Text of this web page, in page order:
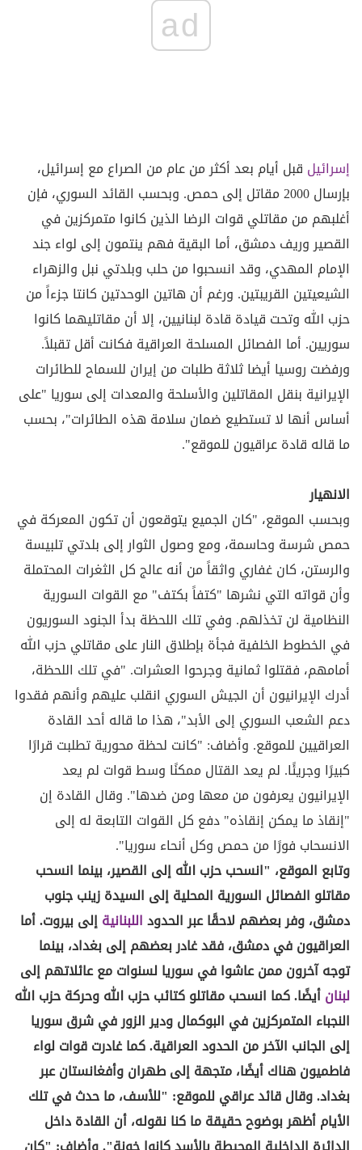
ad
إسرائيل قبل أيام بعد أكثر من عام من الصراع مع إسرائيل،
بإرسال 2000 مقاتل إلى حمص. وبحسب القائد السوري، فإن
أغلبهم من مقاتلي قوات الرضا الذين كانوا متمركزين في
القصير وريف دمشق، أما البقية فهم ينتمون إلى لواء جند
الإمام المهدي، وقد انسحبوا من حلب وبلدتي نبل والزهراء
الشيعيتين القريبتين. ورغم أن هاتين الوحدتين كانتا جزءاً من
حزب الله وتحت قيادة قادة لبنانيين، إلا أن مقاتليهما كانوا
سوريين. أما الفصائل المسلحة العراقية فكانت أقل تقبلاً.
ورفضت روسيا أيضا ثلاثة طلبات من إيران للسماح للطائرات
الإيرانية بنقل المقاتلين والأسلحة والمعدات إلى سوريا "على
أساس أنها لا تستطيع ضمان سلامة هذه الطائرات"، بحسب
ما قاله قادة عراقيون للموقع".
الانهيار
وبحسب الموقع، "كان الجميع يتوقعون أن تكون المعركة في
حمص شرسة وحاسمة، ومع وصول الثوار إلى بلدتي تلبيسة
والرستن، كان غفاري واثقاً من أنه عالج كل الثغرات المحتملة
وأن قواته التي نشرها "كتفاً بكتف" مع القوات السورية
النظامية لن تخذلهم. وفي تلك اللحظة بدأ الجنود السوريون
في الخطوط الخلفية فجأة بإطلاق النار على مقاتلي حزب الله
أمامهم، فقتلوا ثمانية وجرحوا العشرات. "في تلك اللحظة،
أدرك الإيرانيون أن الجيش السوري انقلب عليهم وأنهم فقدوا
دعم الشعب السوري إلى الأبد"، هذا ما قاله أحد القادة
العراقيين للموقع. وأضاف: "كانت لحظة محورية تطلبت قرارًا
كبيرًا وجريئًا. لم يعد القتال ممكنًا وسط قوات لم يعد
الإيرانيون يعرفون من معها ومن ضدها". وقال القادة إن
"إنقاذ ما يمكن إنقاذه" دفع كل القوات التابعة له إلى
الانسحاب فورًا من حمص وكل أنحاء سوريا".
وتابع الموقع، "انسحب حزب الله إلى القصير، بينما انسحب
مقاتلو الفصائل السورية المحلية إلى السيدة زينب جنوب
دمشق، وفر بعضهم لاحقًا عبر الحدوداللبنانيةإلى بيروت. أما
العراقيون في دمشق، فقد غادر بعضهم إلى بغداد، بينما
توجه آخرون ممن عاشوا في سوريا لسنوات مع عائلاتهم إلى
لبنانأيضًا. كما انسحب مقاتلو كتائب حزب الله وحركة حزب الله
النجباء المتمركزين في البوكمال ودير الزور في شرق سوريا
إلى الجانب الآخر من الحدود العراقية. كما غادرت قوات لواء
فاطميون هناك أيضًا، متجهة إلى طهران وأفغانستان عبر
بغداد. وقال قائد عراقي للموقع: "للأسف، ما حدث في تلك
الأيام أظهر بوضوح حقيقة ما كنا نقوله، أن القادة داخل